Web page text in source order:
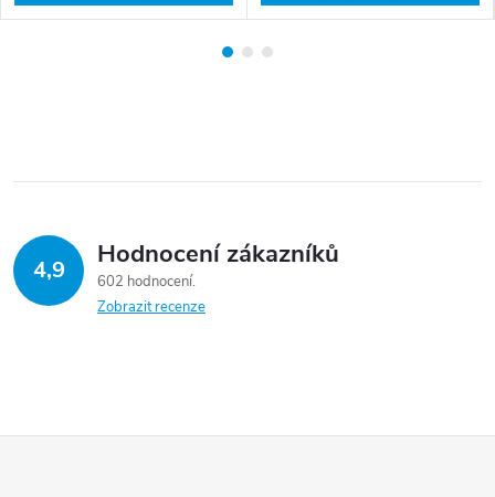
4,9 Hodnocení zákazníků
602 hodnocení
Zobrazit recenze